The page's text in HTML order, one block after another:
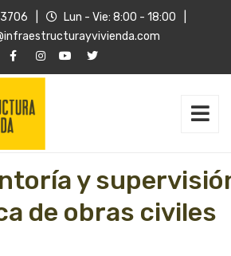
Lun - Vie: 8:00 - 18:00
y
de obras civiles